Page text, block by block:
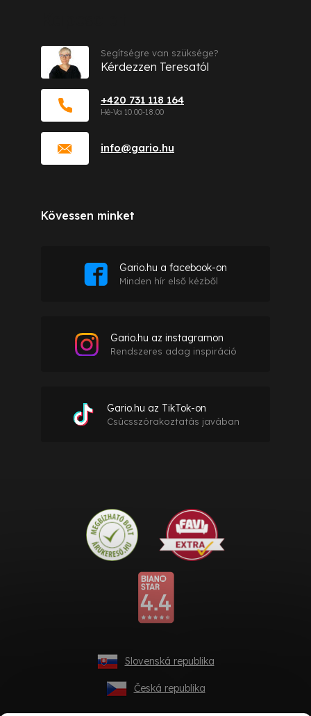
info@gario.hu
+420 731 118 164
Segítségre van szüksége?
Kérdezzen Teresatól
Kövessen minket
Gario.hu a facebook-on
Minden hír első kézből
Gario.hu az instagramon
Rendszeres adag inspiráció
Gario.hu az TikTok-on
Csúcsszórakoztatás javában
Slovenská republika
Česká republika